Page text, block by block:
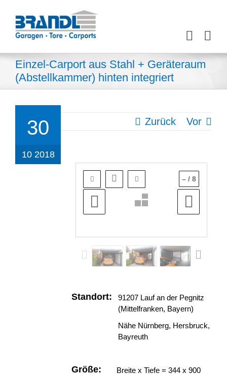
Inhalt
springen
Einzel-Carport aus Stahl + Geräteraum
(Abstellkammer) hinten integriert
Zurück Vor
30
10 2018
– / 8
Standort:
91207 Lauf an der Pegnitz
(Mittelfranken, Bayern)
Nähe Nürnberg, Hersbruck,
Bayreuth
Größe:
Breite x Tiefe = 344 x 900